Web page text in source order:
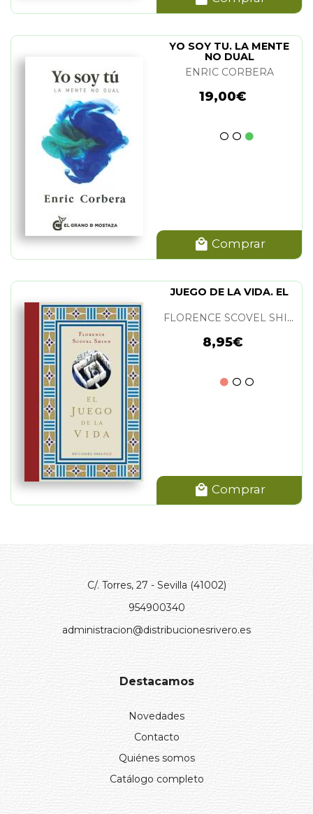
YO SOY TU. LA MENTE
NO DUAL
ENRIC CORBERA
19,00€
Comprar
JUEGO DE LA VIDA. EL
FLORENCE SCOVEL SHINN
8,95€
Comprar
C/. Torres, 27 - Sevilla (41002)
954900340
administracion@distribucionesrivero.es
Destacamos
Novedades
Contacto
Quiénes somos
Catálogo completo